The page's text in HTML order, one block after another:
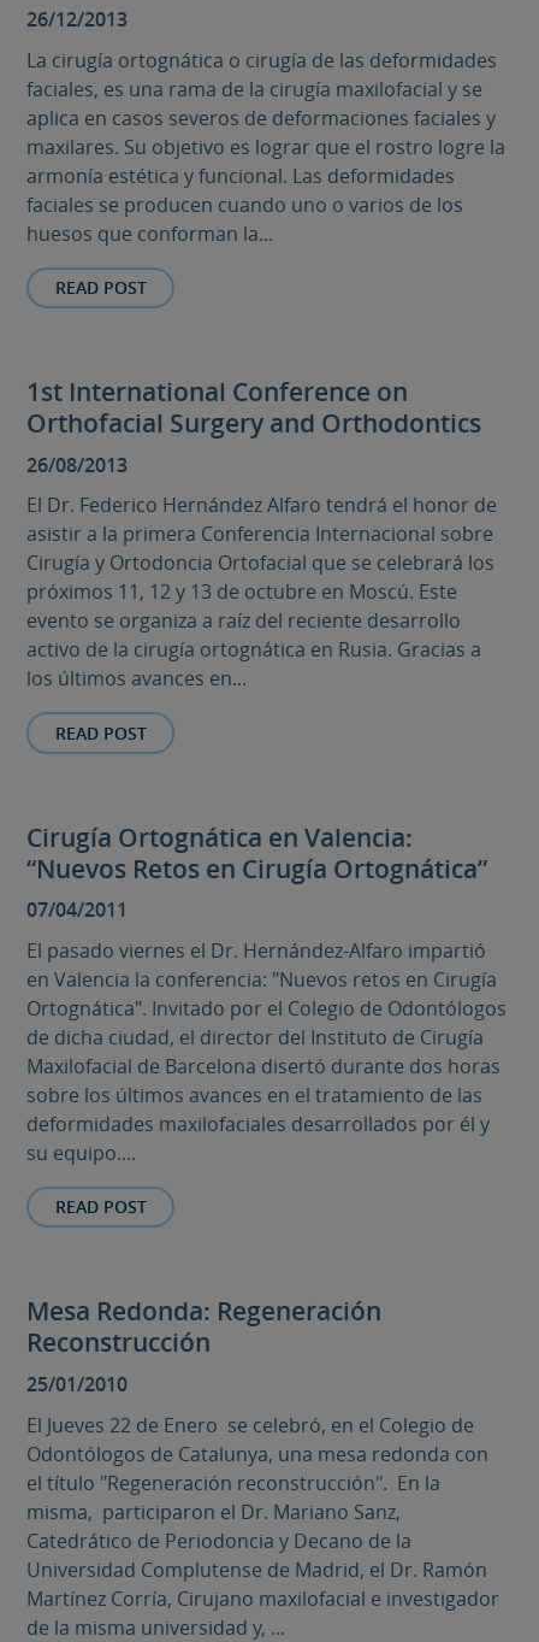
26/12/2013
La cirugía ortognática o cirugía de las deformidades
faciales, es una rama de la cirugía maxilofacial y se
aplica en casos severos de deformaciones faciales y
maxilares. Su objetivo es lograr que el rostro logre la
armonía estética y funcional. Las deformidades
faciales se producen cuando uno o varios de los
huesos que conforman la...
READ POST
1st International Conference on
Orthofacial Surgery and Orthodontics
26/08/2013
El Dr. Federico Hernández Alfaro tendrá el honor de
asistir a la primera Conferencia Internacional sobre
Cirugía y Ortodoncia Ortofacial que se celebrará los
próximos 11, 12 y 13 de octubre en Moscú. Este
evento se organiza a raíz del reciente desarrollo
activo de la cirugía ortognática en Rusia. Gracias a
los últimos avances en...
READ POST
Cirugía Ortognática en Valencia:
“Nuevos Retos en Cirugía Ortognática”
07/04/2011
El pasado viernes el Dr. Hernández-Alfaro impartió
en Valencia la conferencia: "Nuevos retos en Cirugía
Ortognática". Invitado por el Colegio de Odontólogos
de dicha ciudad, el director del Instituto de Cirugía
Maxilofacial de Barcelona disertó durante dos horas
sobre los últimos avances en el tratamiento de las
deformidades maxilofaciales desarrollados por él y
su equipo....
READ POST
Mesa Redonda: Regeneración
Reconstrucción
25/01/2010
El Jueves 22 de Enero se celebró, en el Colegio de
Odontólogos de Catalunya, una mesa redonda con
el título "Regeneración reconstrucción". En la
misma, participaron el Dr. Mariano Sanz,
Catedrático de Periodoncia y Decano de la
Universidad Complutense de Madrid, el Dr. Ramón
Martínez Corría, Cirujano maxilofacial e investigador
de la misma universidad y, ...